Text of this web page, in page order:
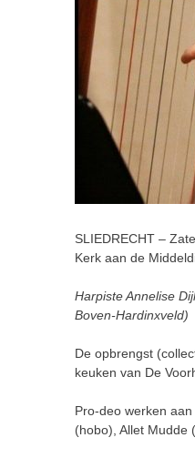
SLIEDRECHT –
Kerk aan de
Harpiste Annelise
Boven-Hardinxveld)
De opbrengst
keuken van De
Pro-deo werken
(hobo), Allet Mudde